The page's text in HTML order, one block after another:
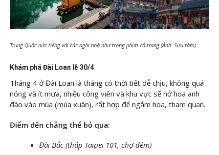
Trung Quốc nức tiếng với các ngôi nhà như trong phim cổ trang (Ảnh: Sưu tầm)
Khám phá Đài Loan lễ 30/4
Tháng 4 ở Đài Loan là tháng có thời tiết dễ chịu, không quá
nóng và ít mưa, nhiều công viên và khu vực sẽ nở hoa anh
đào vào mùa (mùa xuân), rất hợp để ngắm hoa, tham quan.
Điểm đến chẳng thể bỏ qua:
Đài Bắc (tháp Taipei 101, chợ đêm)